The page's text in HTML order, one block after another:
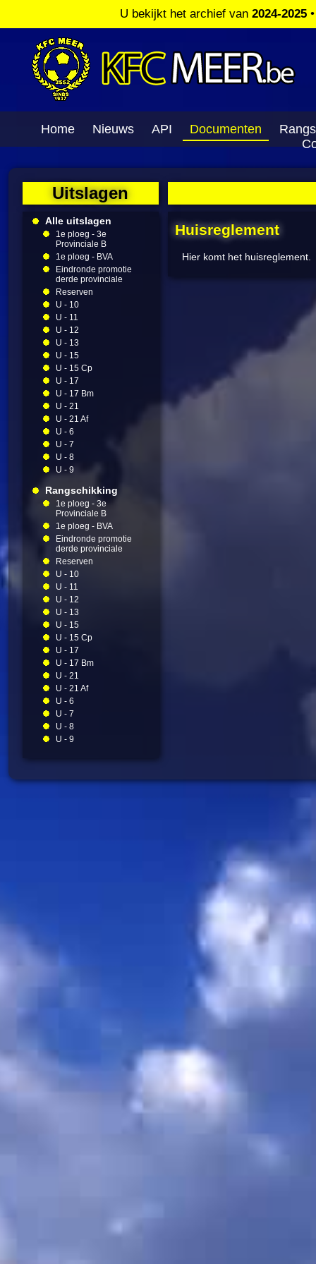
U bekijkt het archief van 2024-2025
Home Nieuws API Documenten
Uitslagen
Alle uitslagen
1e ploeg - 3e
Provinciale B
1e ploeg - BVA
Eindronde promotie
derde provinciale
Reserven
U - 10
U - 11
U - 12
U - 13
U - 15
U - 15 Cp
U - 17
U - 17 Bm
U - 21
U - 21 Af
U - 6
U - 7
U - 8
U - 9
Rangschikking
1e ploeg - 3e
Provinciale B
1e ploeg - BVA
Eindronde promotie
derde provinciale
Reserven
U - 10
U - 11
U - 12
U - 13
U - 15
U - 15 Cp
U - 17
U - 17 Bm
U - 21
U - 21 Af
U - 6
U - 7
U - 8
U - 9
Huisreglement
Hier komt het huisreglement.